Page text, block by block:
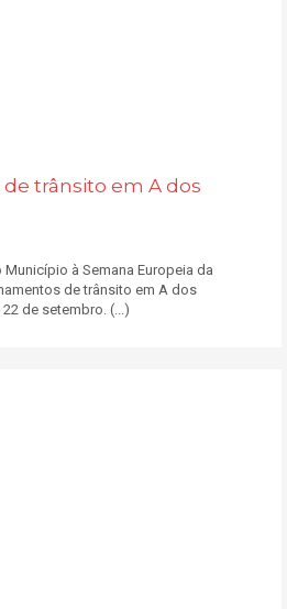
trânsito em A dos
à Semana Europeia da
de trânsito em A dos
de setembro. (...)